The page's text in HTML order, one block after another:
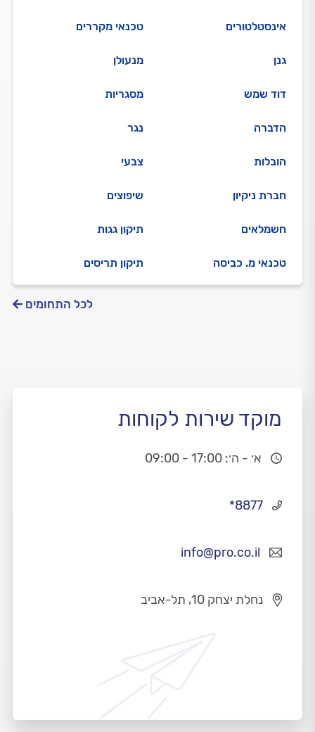
אינסטלטורים
גנן
דוד שמש
הדברה
הובלות
חברת ניקיון
חשמלאים
טכנאי מ. כביסה
טכנאי מקררים
מנעולן
מסגריות
נגר
צבעי
שיפוצים
תיקון גגות
תיקון תריסים
לכל התחומים
מוקד שירות לקוחות
א׳ - ה׳: 17:00 - 09:00
info@pro.co.il
*8877
נחלת יצחק 10, תל-אביב